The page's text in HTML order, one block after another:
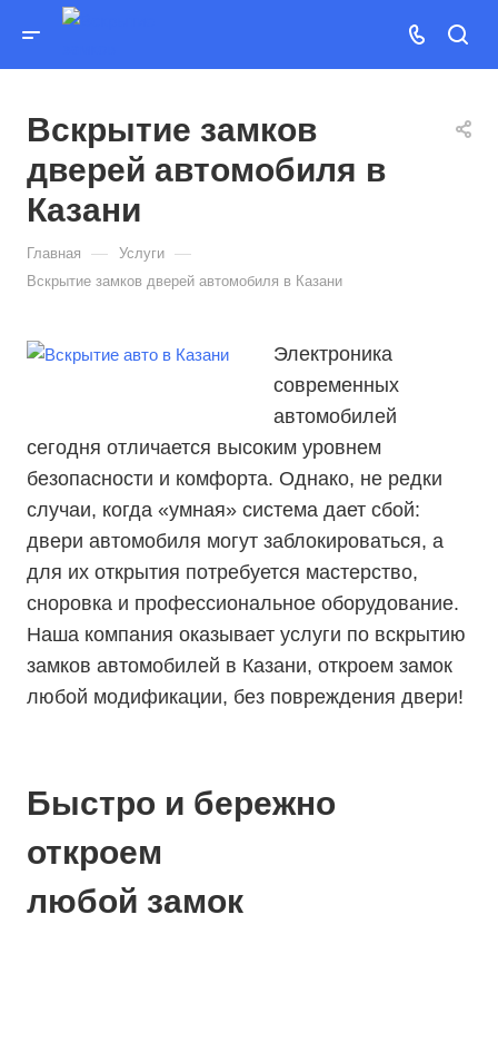
Вскрытие замков
дверей автомобиля в
Казани
Главная — Услуги —
Вскрытие замков дверей автомобиля в Казани
Электроника
современных
автомобилей
сегодня отличается высоким уровнем
безопасности и комфорта. Однако, не редки
случаи, когда «умная» система дает сбой:
двери автомобиля могут заблокироваться, а
для их открытия потребуется мастерство,
сноровка и профессиональное оборудование.
Наша компания оказывает услуги по вскрытию
замков автомобилей в Казани, откроем замок
любой модификации, без повреждения двери!
Быстро и бережно
откроем
любой замок